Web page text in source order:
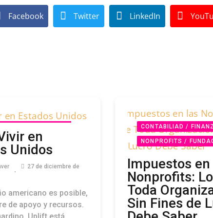
Facebook Twitter LinkedIn
NONPROFITS /
/ COMUNIDAD
PODCAST
en
Unidos
27 de diciembre de
americano es posible,
de apoyo y recursos.
Uplift está
CONTABILIAD /
NONPROFITS /
Impuestos en
Nonprofits:
Toda
Sin Fines de